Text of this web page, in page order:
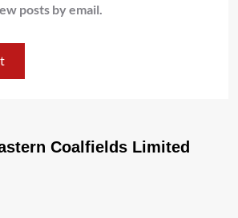
posts by email.
Coalfields Limited